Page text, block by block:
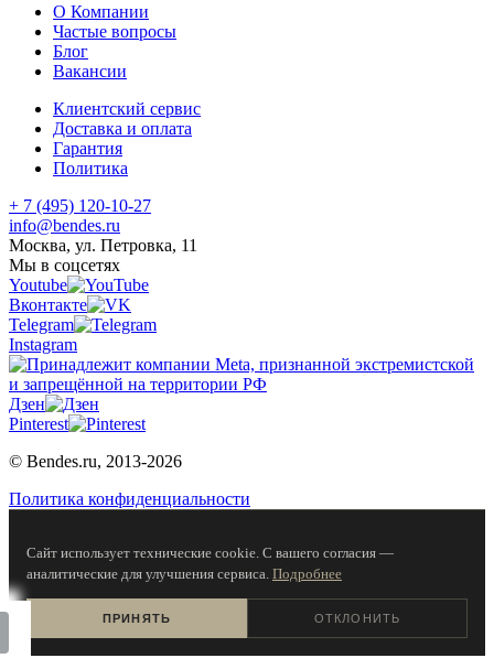
О Компании
Частые вопросы
Блог
Вакансии
Клиентский сервис
Доставка и оплата
Гарантия
Политика
+ 7 (495) 120-10-27
info@bendes.ru
Москва, ул. Петровка, 11
Мы в соцсетях
Youtube
Вконтакте
Telegram
Instagram
Дзен
Pinterest
© Bendes.ru, 2013-2026
Политика конфиденциальности
Сайт использует технические cookie. С вашего согласия —
аналитические для улучшения сервиса. Подробнее
ПРИНЯТЬ ОТКЛОНИТЬ